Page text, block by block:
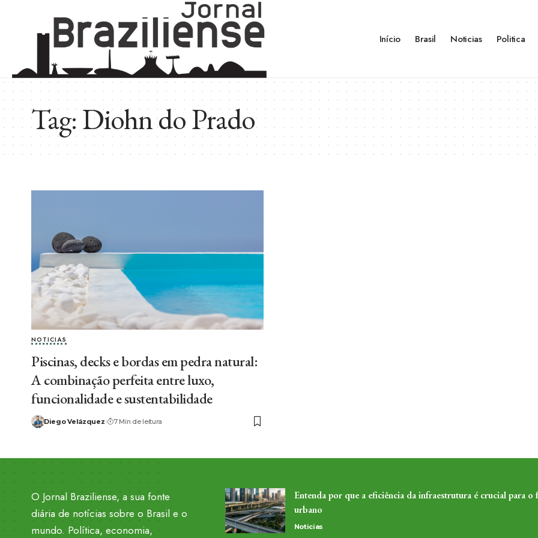
Início Brasil Noticias Politica
Tag:Diohn do Prado
NOTICIAS
Piscinas, decks e bordas em pedra natural:
A combinação perfeita entre luxo,
funcionalidade e sustentabilidade
Diego Velázquez 7 Min de leitura
O Jornal Braziliense, a sua fonte
diária de notícias sobre o Brasil e o
mundo. Política, economia,
Entenda por que a eficiência da infraestrutura é crucial para o
urbano
Noticias